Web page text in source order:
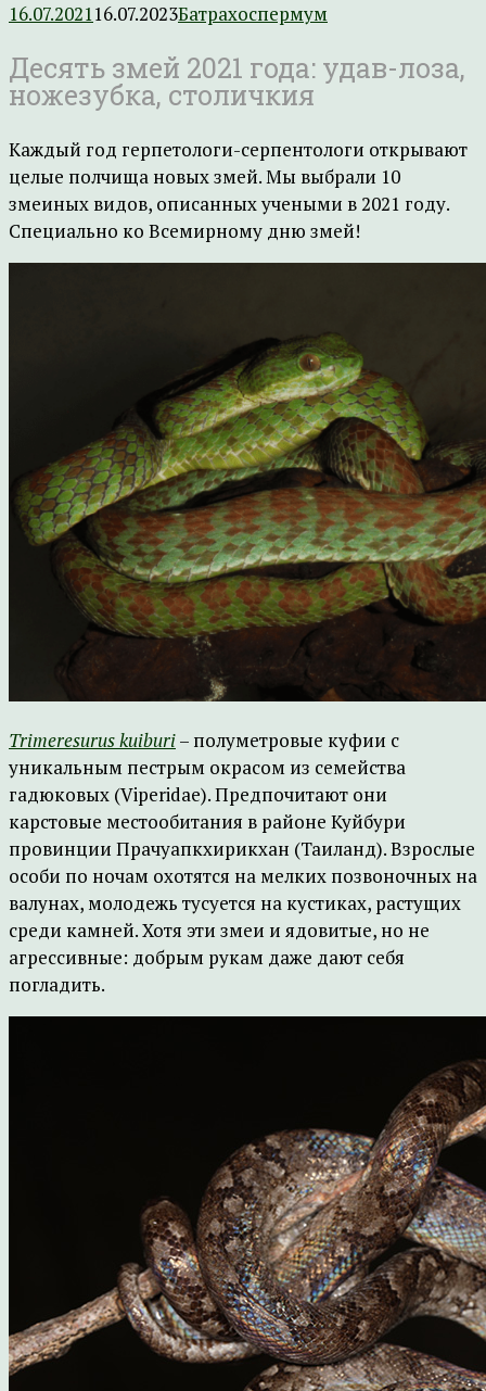
16.07.202116.07.2023Батрахоспермум
Десять змей 2021 года: удав-лоза,
ножезубка, столичкия
Каждый год герпетологи-серпентологи открывают
целые полчища новых змей. Мы выбрали 10
змеиных видов, описанных учеными в 2021 году.
Специально ко Всемирному дню змей!
Trimeresurus kuiburi– полуметровые куфии с
уникальным пестрым окрасом из семейства
гадюковых (Viperidae). Предпочитают они
карстовые местообитания в районе Куйбури
провинции Прачуапкхирикхан (Таиланд). Взрослые
особи по ночам охотятся на мелких позвоночных на
валунах, молодежь тусуется на кустиках, растущих
среди камней. Хотя эти змеи и ядовитые, но не
агрессивные: добрым рукам даже дают себя
погладить.